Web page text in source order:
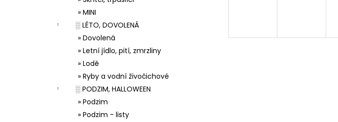
» MINI
░ LÉTO, DOVOLENÁ
» Dovolená
» Letní jídlo, pití, zmrzliny
» Lodě
» Ryby a vodní živočichové
░ PODZIM, HALLOWEEN
» Podzim
» Podzim - listy
33001 ZDOBÍCÍ SÁČEK